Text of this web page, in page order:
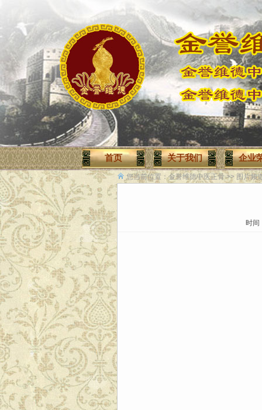
首页 关于我们 企业
您当前位置：金誉维德中医正骨>> 图片频
时间